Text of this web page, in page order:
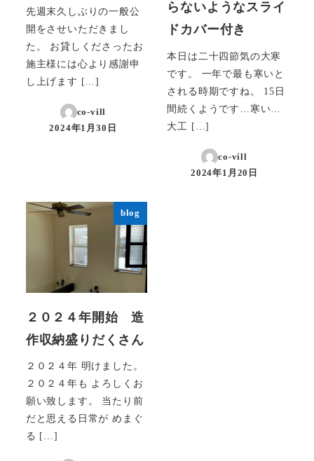
先週末久しぶりの一般公
開をさせいただきまし
た。 お貸しくださったお
施主様には心より感謝申
し上げます […]
co-vill
投稿日
2024年1月30日
らないようなスライ
ドカバー付き
本日は二十四節気の大寒
です。 一年で最も寒いと
される時期ですね。 15日
間続くようです…寒い…
大工 […]
co-vill
投稿日
2024年1月20日
blog
２０２４年開始 造
作収納盛りだくさん
２０２４年 明けました。
２０２４年も よろしくお
願い致します。 当たり前
だと思える日常が めまぐ
る […]